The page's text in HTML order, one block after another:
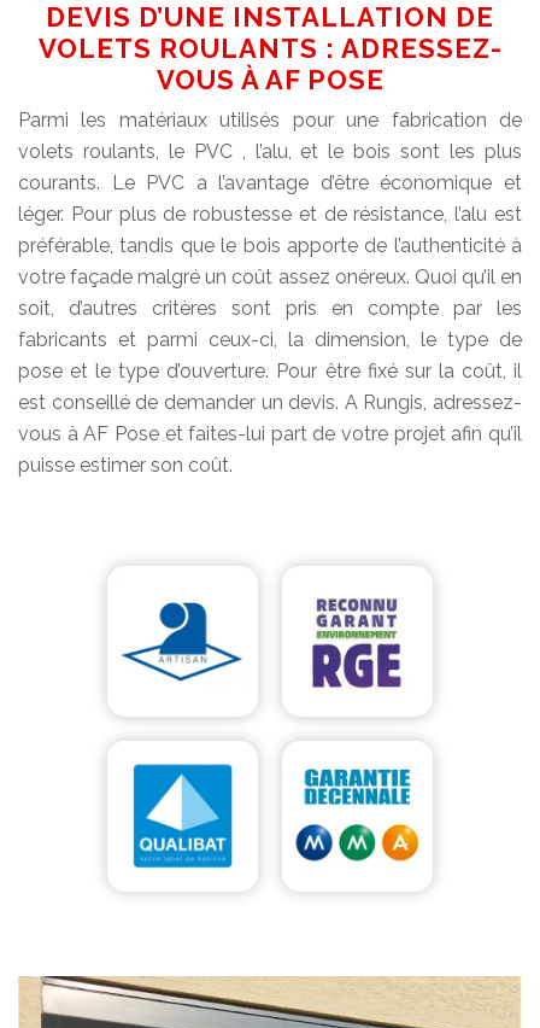
DEVIS D’UNE INSTALLATION DE
VOLETS ROULANTS : ADRESSEZ-
VOUS À AF POSE
Parmi les matériaux utilisés pour une fabrication de
volets roulants, le PVC , l’alu, et le bois sont les plus
courants. Le PVC a l’avantage d’être économique et
léger. Pour plus de robustesse et de résistance, l’alu est
préférable, tandis que le bois apporte de l’authenticité à
votre façade malgré un coût assez onéreux. Quoi qu’il en
soit, d’autres critères sont pris en compte par les
fabricants et parmi ceux-ci, la dimension, le type de
pose et le type d’ouverture. Pour être fixé sur la coût, il
est conseillé de demander un devis. A Rungis, adressez-
vous à AF Pose et faites-lui part de votre projet afin qu’il
puisse estimer son coût.